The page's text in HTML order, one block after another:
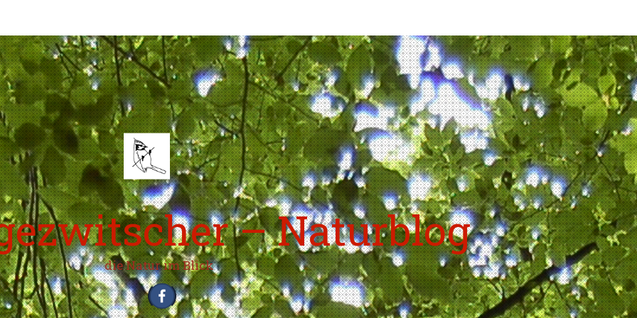
– Naturblog
die Natur im Blick